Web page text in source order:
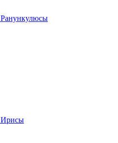
Ранункулюсы
Ирисы